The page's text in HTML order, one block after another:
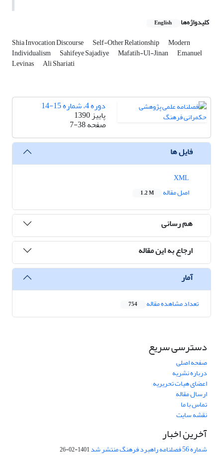
کلیدواژه‌ها English
Shia Invocation Discourse Self-Other Relationship Modern
Individualism Sahifeye Sajadiye Mafatih-Ul-Jinan Emanuel
Levinas Ali Shariati
دوره 4، شماره 15-14
پاییز 1390
صفحه7-38
فایل ها
اصل مقاله
1.2 M
هم رسانی
ارجاع به این مقاله
آمار
تعداد مشاهده مقاله 754
دسترسی سریع
صفحه اصلی
درباره نشریه
اعضای هیات تحریریه
ارسال مقاله
تماس با ما
نقشه سایت
آخرین اخبار
شماره 56 فصلنامه راهبرد فرهنگ منتشر شد 1401-02-26